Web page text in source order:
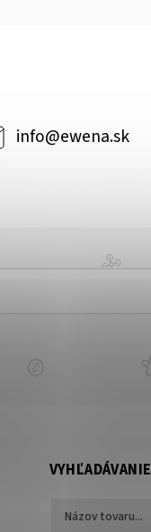
info@ewena.sk
VYHĽADÁVANIE